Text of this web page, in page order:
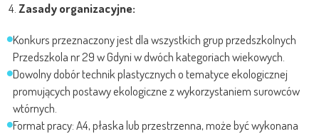
Zasady organizacyjne:
Konkurs przeznaczony jest dla wszystkich grup przedszkolnych
Przedszkola nr 29 w Gdyni w dwóch kategoriach wiekowych.
Dowolny dobór technik plastycznych o tematyce ekologicznej
promujących postawy ekologiczne z wykorzystaniem surowców
wtórnych.
Format pracy: A4, płaska lub przestrzenna, może być wykonana